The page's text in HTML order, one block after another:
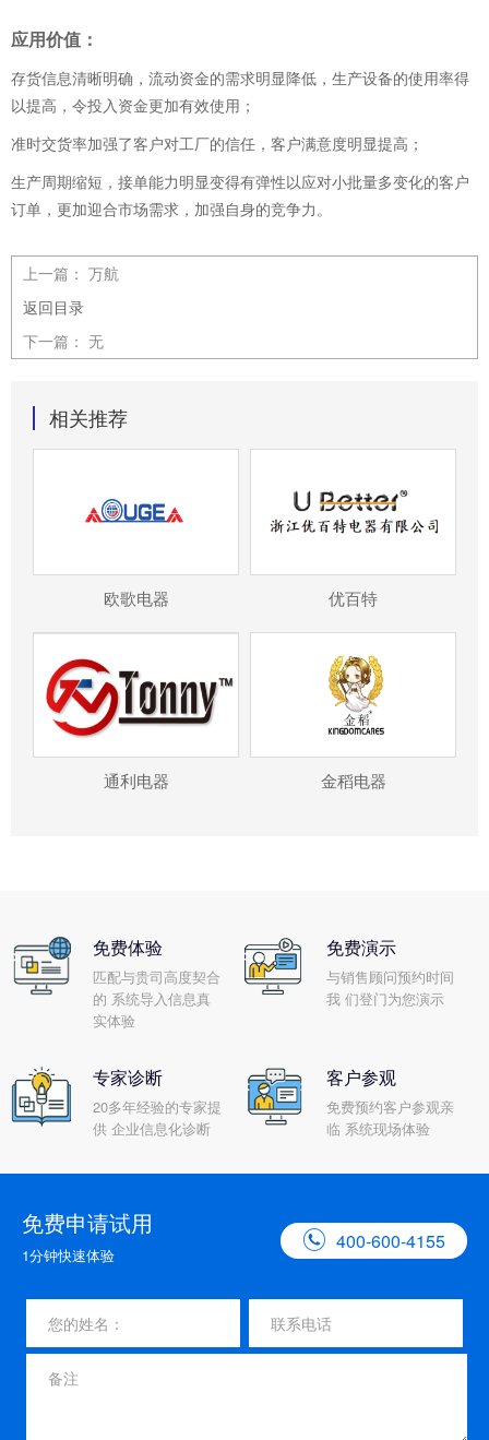
应用价值：
存货信息清晰明确，流动资金的需求明显降低，生产设备的使用率得
以提高，令投入资金更加有效使用；
准时交货率加强了客户对工厂的信任，客户满意度明显提高；
生产周期缩短，接单能力明显变得有弹性以应对小批量多变化的客户
订单，更加迎合市场需求，加强自身的竞争力。
上一篇： 万航
返回目录
下一篇： 无
相关推荐
欧歌电器 优百特
通利电器 金稻电器
免费体验
匹配与贵司高度契合
的 系统导入信息真
实体验
免费演示
与销售顾问预约时间
我 们登门为您演示
专家诊断
20多年经验的专家提
供 企业信息化诊断
客户参观
免费预约客户参观亲
临 系统现场体验
免费申请试用
1分钟快速体验
 400-600-4155